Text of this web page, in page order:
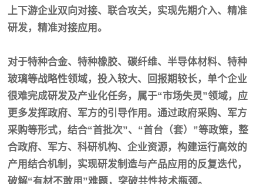
上下游企业双向对接、联合攻关，实现先期介入、精准
研发，精准对接应用。
对于特种合金、特种橡胶、碳纤维、半导体材料、特种
玻璃等战略性领域，投入较大、回报期较长，单个企业
很难完成研发及产业化任务，属于“市场失灵”领域，应
更多发挥政府、军方的引导作用。通过政府采购、军方
采购等形式，结合“首批次”、“首台（套）”等政策，整
合政府、军方、科研机构、企业资源，构建运行高效的
产用结合机制，实现研发制造与产品应用的反复迭代，
破解“有材不敢用”难题，突破共性技术瓶颈。